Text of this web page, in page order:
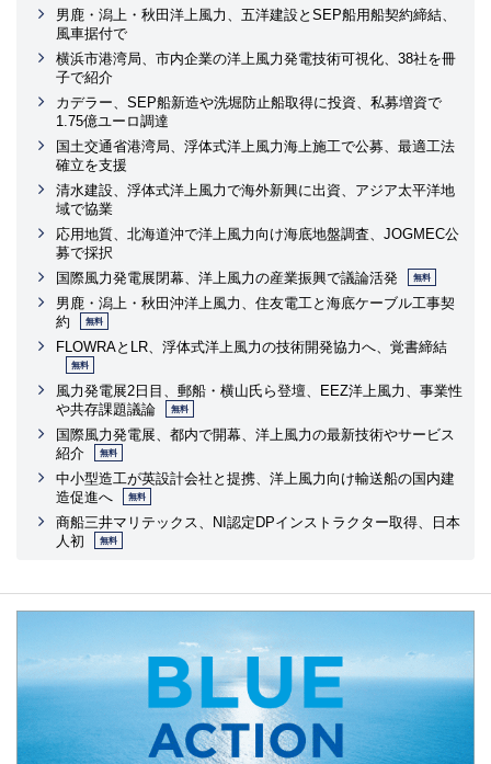
男鹿・潟上・秋田洋上風力、五洋建設とSEP船用船契約締結、
風車据付で
横浜市港湾局、市内企業の洋上風力発電技術可視化、38社を冊
子で紹介
カデラー、SEP船新造や洗堀防止船取得に投資、私募増資で
1.75億ユーロ調達
国土交通省港湾局、浮体式洋上風力海上施工で公募、最適工法
確立を支援
清水建設、浮体式洋上風力で海外新興に出資、アジア太平洋地
域で協業
応用地質、北海道沖で洋上風力向け海底地盤調査、JOGMEC公
募で採択
国際風力発電展閉幕、洋上風力の産業振興で議論活発
無料
男鹿・潟上・秋田沖洋上風力、住友電工と海底ケーブル工事契
約
無料
FLOWRAとLR、浮体式洋上風力の技術開発協力へ、覚書締結
無料
風力発電展2日目、郵船・横山氏ら登壇、EEZ洋上風力、事業性
や共存課題議論
無料
国際風力発電展、都内で開幕、洋上風力の最新技術やサービス
紹介
無料
中小型造工が英設計会社と提携、洋上風力向け輸送船の国内建
造促進へ
無料
商船三井マリテックス、NI認定DPインストラクター取得、日本
人初
無料